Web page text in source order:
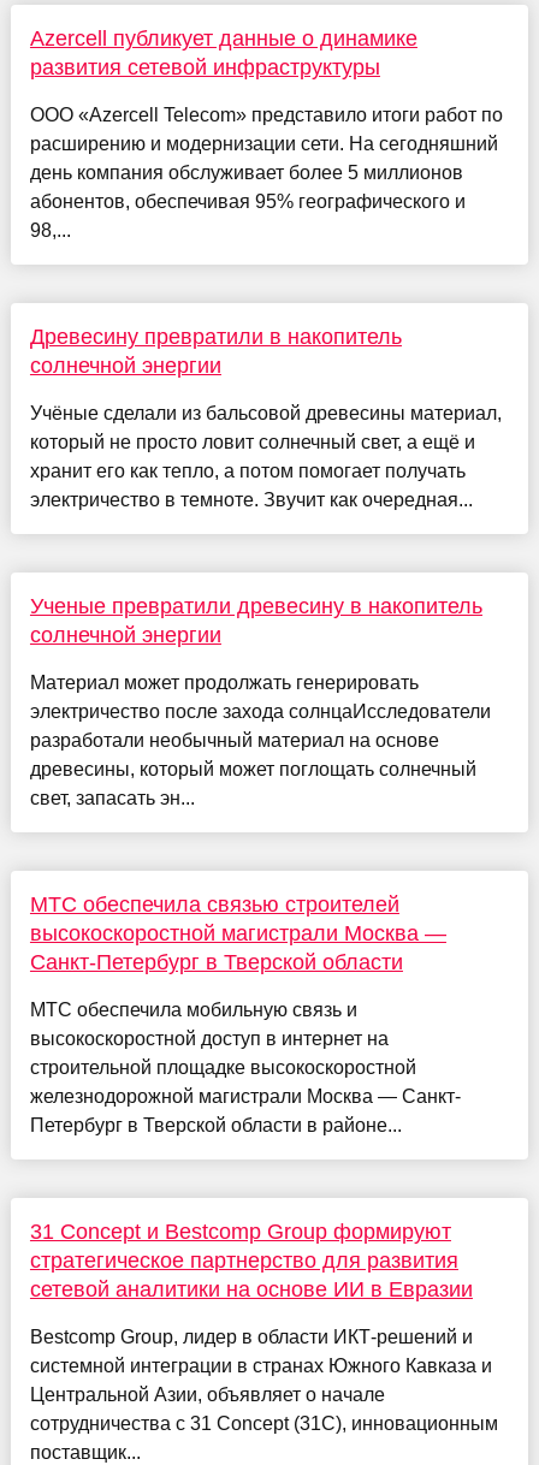
Azercell публикует данные о динамике
развития сетевой инфраструктуры
ООО «Azercell Telecom» представило итоги работ по
расширению и модернизации сети. На сегодняшний
день компания обслуживает более 5 миллионов
абонентов, обеспечивая 95% географического и
98,...
Древесину превратили в накопитель
солнечной энергии
Учёные сделали из бальсовой древесины материал,
который не просто ловит солнечный свет, а ещё и
хранит его как тепло, а потом помогает получать
электричество в темноте. Звучит как очередная...
Ученые превратили древесину в накопитель
солнечной энергии
Материал может продолжать генерировать
электричество после захода солнцаИсследователи
разработали необычный материал на основе
древесины, который может поглощать солнечный
свет, запасать эн...
МТС обеспечила связью строителей
высокоскоростной магистрали Москва —
Санкт-Петербург в Тверской области
МТС обеспечила мобильную связь и
высокоскоростной доступ в интернет на
строительной площадке высокоскоростной
железнодорожной магистрали Москва — Санкт-
Петербург в Тверской области в районе...
31 Concept и Bestcomp Group формируют
стратегическое партнерство для развития
сетевой аналитики на основе ИИ в Евразии
Bestcomp Group, лидер в области ИКТ-решений и
системной интеграции в странах Южного Кавказа и
Центральной Азии, объявляет о начале
сотрудничества с 31 Concept (31C), инновационным
поставщик...